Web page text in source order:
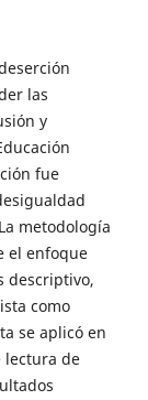
las
y
fue
metodología
el enfoque
descriptivo,
como
se aplicó en
lectura de